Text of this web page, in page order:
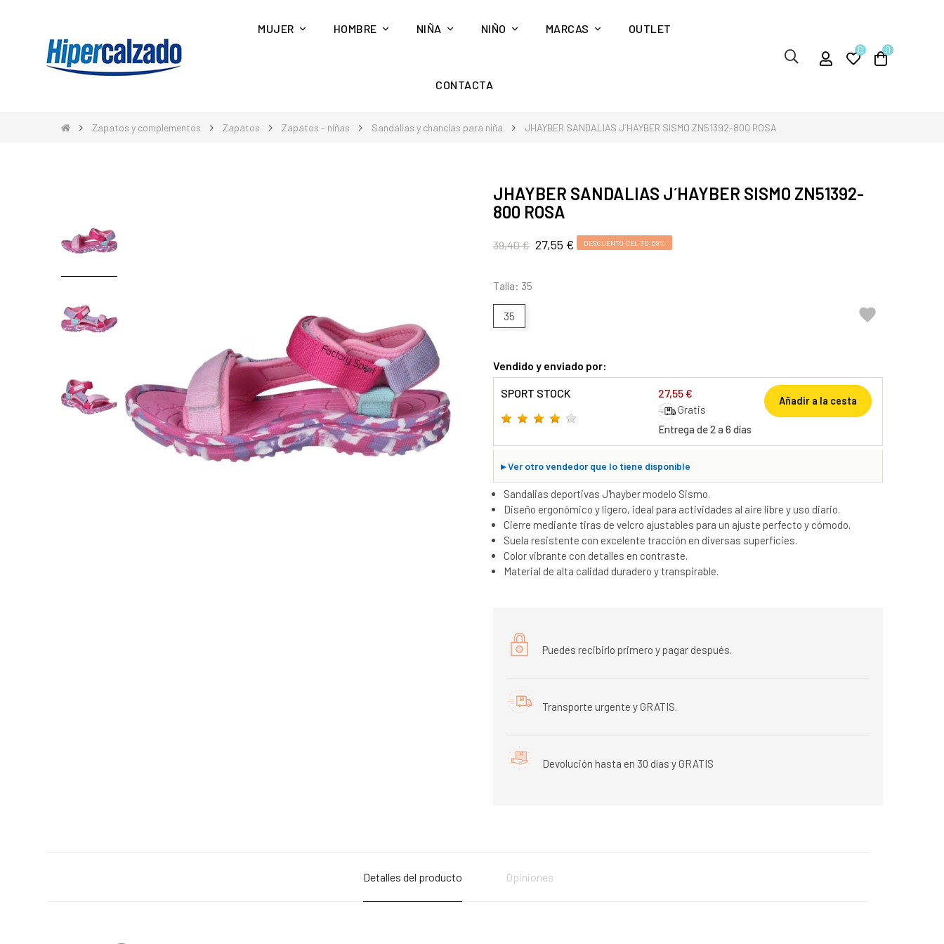
MUJER HOMBRE NIÑA NIÑO MARCAS OUTLET
CONTACTA
0 0
Zapatos y complementos Zapatos Zapatos - niñas Sandalias y chanclas para niña JHAYBER SANDALIAS J´HAYBER SISMO ZN51392-800 ROSA
JHAYBER SANDALIAS J´HAYBER SISMO ZN51392-
800 ROSA
39,40 € 27,55 € DESCUENTO DEL 30,08%
Talla: 35
35 
Vendido y enviado por:
SPORT STOCK 27,55 €
Gratis
Entrega de 2 a 6 días
Añadir a la cesta
▸Ver otro vendedor que lo tiene disponible
Sandalias deportivas J'hayber modelo Sismo.
Diseño ergonómico y ligero, ideal para actividades al aire libre y uso diario.
Cierre mediante tiras de velcro ajustables para un ajuste perfecto y cómodo.
Suela resistente con excelente tracción en diversas superficies.
Color vibrante con detalles en contraste.
Material de alta calidad duradero y transpirable.
Puedes recibirlo primero y pagar después.
Transporte urgente y GRATIS.
Devolución hasta en 30 días y GRATIS
Detalles del producto Opiniones